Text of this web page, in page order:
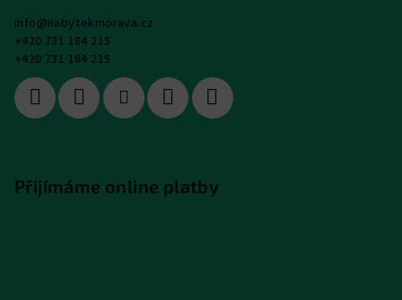
info@nabytekmorava.cz
+420 731 184 215
+420 731 184 215
Přijímáme online platby